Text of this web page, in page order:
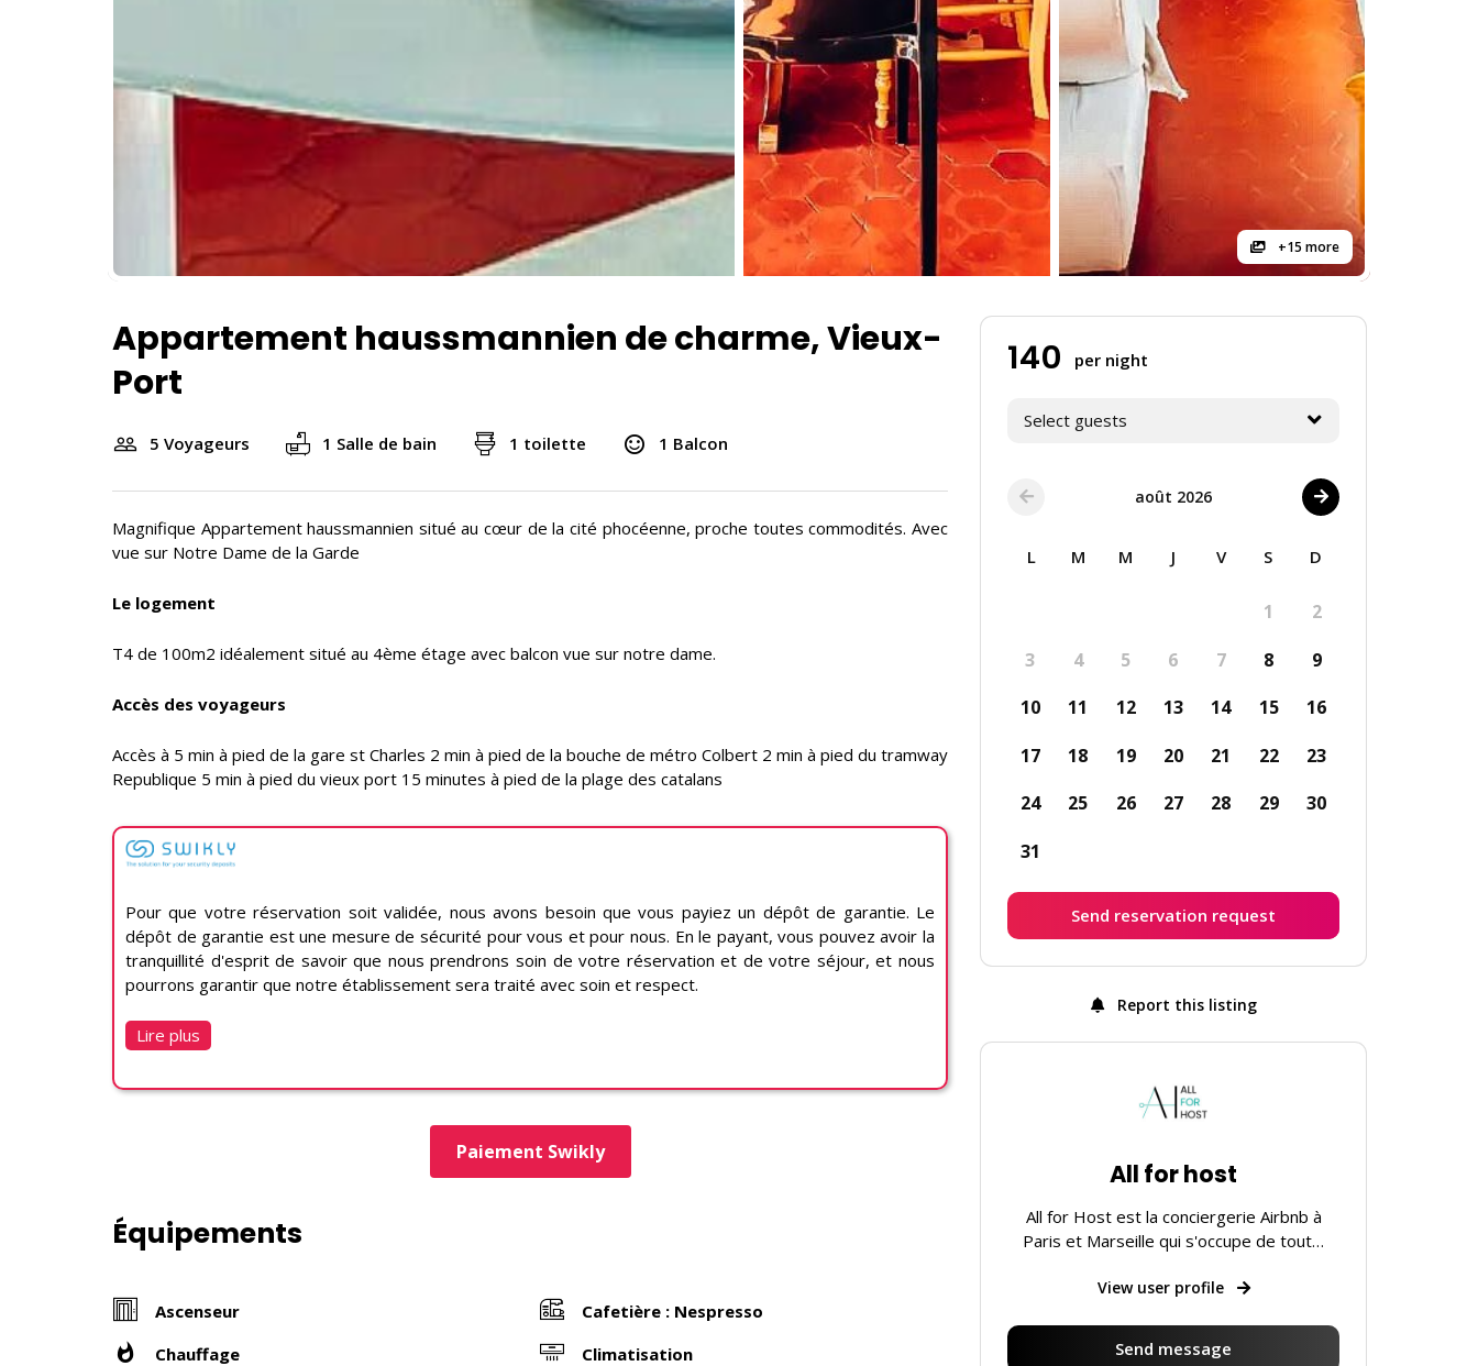
+15 more
Appartement haussmannien de charme, Vieux-
Port
5 Voyageurs 1 Salle de bain 1 toilette 1 Balcon
Magnifique Appartement haussmannien situé au cœur de la cité phocéenne, proche toutes commodités. Avec
vue sur Notre Dame de la Garde
Le logement
T4 de 100m2 idéalement situé au 4ème étage avec balcon vue sur notre dame.
Accès des voyageurs
Accès à 5 min à pied de la gare st Charles 2 min à pied de la bouche de métro Colbert 2 min à pied du tramway
Republique 5 min à pied du vieux port 15 minutes à pied de la plage des catalans
Pour que votre réservation soit validée, nous avons besoin que vous payiez un dépôt de garantie. Le
dépôt de garantie est une mesure de sécurité pour vous et pour nous. En le payant, vous pouvez avoir la
tranquillité d'esprit de savoir que nous prendrons soin de votre réservation et de votre séjour, et nous
pourrons garantir que notre établissement sera traité avec soin et respect.
Lire plus
Paiement Swikly
Équipements
Ascenseur
Cafetière : Nespresso
Chauffage
Climatisation
140 per night
Select guests
août 2026
L M M J V S D
1
2
3
4 5 6 7 8
9
10
11 12 13 14 15
16
17
18 19 20 21 22
23
24
25 26 27 28 29
30
31
Send reservation request
Report this listing
All for host
All for Host est la conciergerie Airbnb à
Paris et Marseille qui s'occupe de tout…
View user profile
Send message